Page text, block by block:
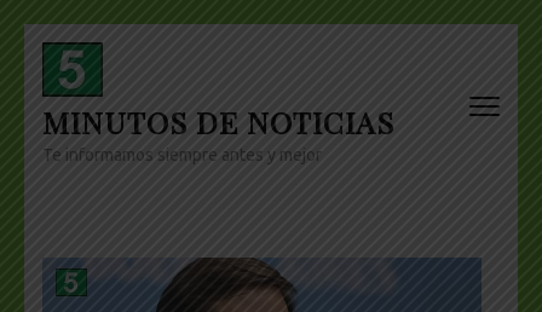
Skip
content
(Press
Enter)
MINUTOS DE NOTICIAS
Te informamos siempre antes y mejor